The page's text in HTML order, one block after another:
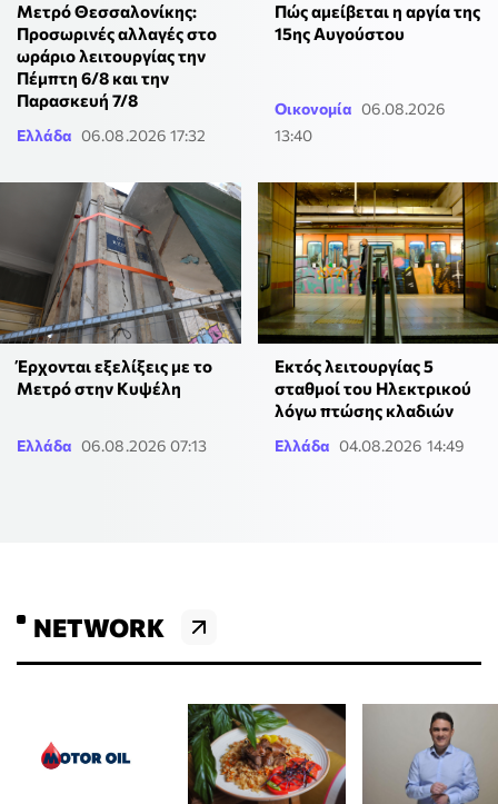
Μετρό Θεσσαλονίκης:
Προσωρινές αλλαγές στο
ωράριο λειτουργίας την
Πέμπτη 6/8 και την
Παρασκευή 7/8
Ελλάδα 06.08.2026 17:32
Πώς αμείβεται η αργία της
15ης Αυγούστου
Οικονομία 06.08.2026
13:40
Έρχονται εξελίξεις με το
Μετρό στην Κυψέλη
Ελλάδα 06.08.2026 07:13
Εκτός λειτουργίας 5
σταθμοί του Ηλεκτρικού
λόγω πτώσης κλαδιών
Ελλάδα 04.08.2026 14:49
NETWORK